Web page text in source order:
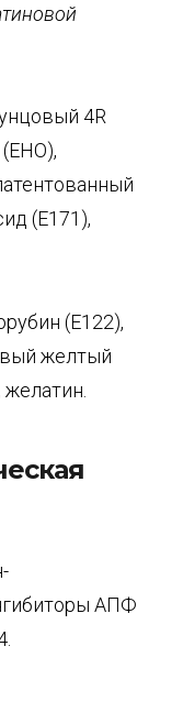
4R
(Е171),
(Е122),
желтый
АПФ